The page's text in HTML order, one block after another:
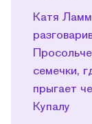
Катя
семечки,
прыгает
Купалу